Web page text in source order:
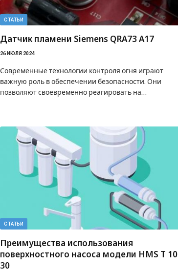
СТАТЬИ
Датчик пламени Siemens QRA73 A17
26 ИЮЛЯ 2024
Современные технологии контроля огня играют
важную роль в обеспечении безопасности. Они
позволяют своевременно реагировать на…
СТАТЬИ
Преимущества использования
поверхностного насоса модели HMS T 10
30